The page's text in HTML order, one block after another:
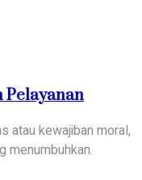
Pelayanan
atau kewajiban moral,
menumbuhkan.